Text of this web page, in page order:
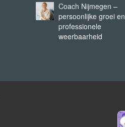
Coach Nijmegen –
persoonlijke groei en
professionele
weerbaarheid